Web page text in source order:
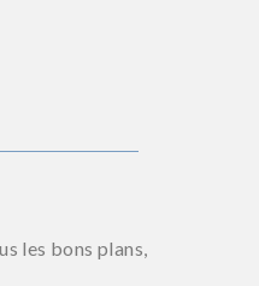
les bons plans,